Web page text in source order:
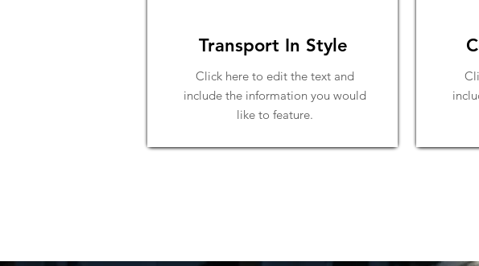
Transport In Style
Click here to edit the text and
include the information you would
like to feature.